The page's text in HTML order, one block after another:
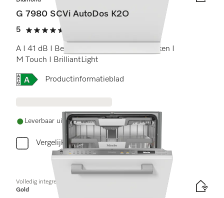
G 7980 SCVi AutoDos K2O
5
5 sterren op 5
A I 41 dB I Besteklade I MaxiComfort rekken I
M Touch I BrilliantLight
Online Label Flag, Energielabel
Productinformatieblad
Leverbaar uit voorraad met gratis levering
Vergelijken
Volledig integreerbare vaatwasser XXL
Gold